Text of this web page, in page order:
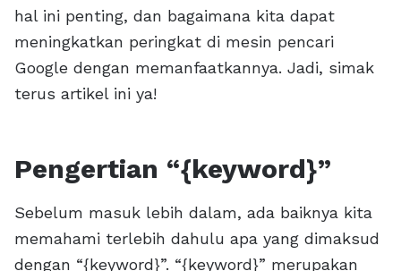
hal ini penting, dan bagaimana kita dapat
meningkatkan peringkat di mesin pencari
Google dengan memanfaatkannya. Jadi, simak
terus artikel ini ya!
Pengertian “{keyword}”
Sebelum masuk lebih dalam, ada baiknya kita
memahami terlebih dahulu apa yang dimaksud
dengan “{keyword}”. “{keyword}” merupakan